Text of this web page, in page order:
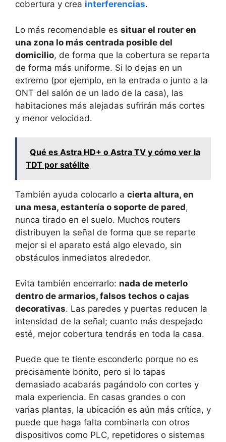
cobertura y crea interferencias.
Lo más recomendable es situar el router en
una zona lo más centrada posible del
domicilio, de forma que la cobertura se reparta
de forma más uniforme. Si lo dejas en un
extremo (por ejemplo, en la entrada o junto a la
ONT del salón de un lado de la casa), las
habitaciones más alejadas sufrirán más cortes
y menor velocidad.
Qué es Astra HD+ o Astra TV y cómo ver la
TDT por satélite
También ayuda colocarlo a cierta altura, en
una mesa, estantería o soporte de pared,
nunca tirado en el suelo. Muchos routers
distribuyen la señal de forma que se reparte
mejor si el aparato está algo elevado, sin
obstáculos inmediatos alrededor.
Evita también encerrarlo: nada de meterlo
dentro de armarios, falsos techos o cajas
decorativas. Las paredes y puertas reducen la
intensidad de la señal; cuanto más despejado
esté, mejor cobertura tendrás en toda la casa.
Puede que te tiente esconderlo porque no es
precisamente bonito, pero si lo tapas
demasiado acabarás pagándolo con cortes y
mala experiencia. En casas grandes o con
varias plantas, la ubicación es aún más crítica, y
puede que haga falta combinarla con otros
dispositivos como PLC, repetidores o sistemas